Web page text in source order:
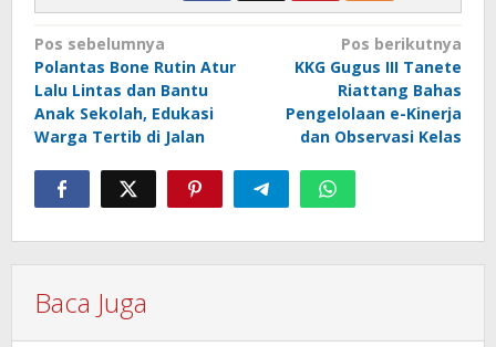
Navigasi
pos
Pos sebelumnya
Polantas Bone Rutin Atur
Lalu Lintas dan Bantu
Anak Sekolah, Edukasi
Warga Tertib di Jalan
Pos berikutnya
KKG Gugus III Tanete
Riattang Bahas
Pengelolaan e-Kinerja
dan Observasi Kelas
Baca Juga